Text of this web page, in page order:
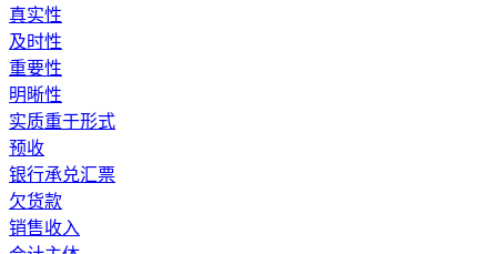
真实性
及时性
重要性
明晰性
实质重于形式
预收
银行承兑汇票
欠货款
销售收入